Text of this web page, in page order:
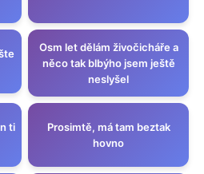
Osm let dělám živočicháře a
něco tak blbýho jsem ještě
neslyšel
ti
Prosimtě, má tam beztak
hovno